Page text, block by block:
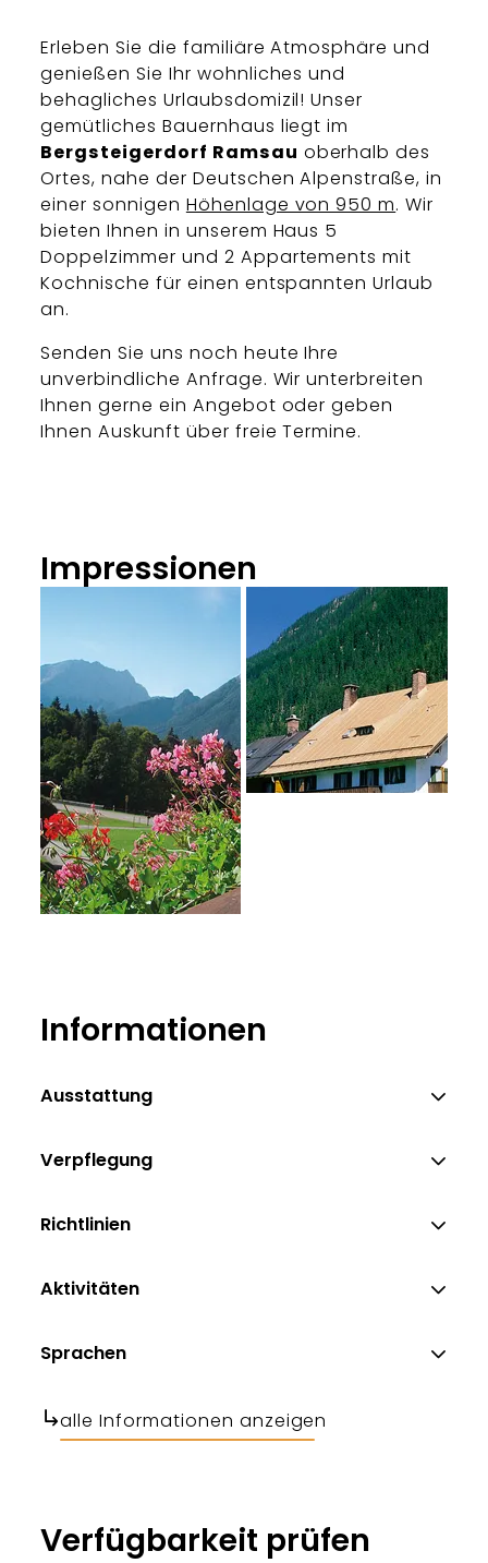
Erleben Sie die familiäre Atmosphäre und
genießen Sie Ihr wohnliches und
behagliches Urlaubsdomizil! Unser
gemütliches Bauernhaus liegt im
Bergsteigerdorf Ramsau oberhalb des
Ortes, nahe der Deutschen Alpenstraße, in
einer sonnigen Höhenlage von 950 m. Wir
bieten Ihnen in unserem Haus 5
Doppelzimmer und 2 Appartements mit
Kochnische für einen entspannten Urlaub
an.
Senden Sie uns noch heute Ihre
unverbindliche Anfrage. Wir unterbreiten
Ihnen gerne ein Angebot oder geben
Ihnen Auskunft über freie Termine.
Impressionen
Informationen
Ausstattung
Verpflegung
Richtlinien
Aktivitäten
Sprachen
alle Informationen anzeigen
Verfügbarkeit prüfen